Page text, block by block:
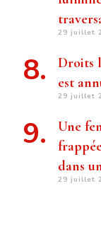
29 juillet
Droits
est
29 juillet
Une
dans
29 juillet